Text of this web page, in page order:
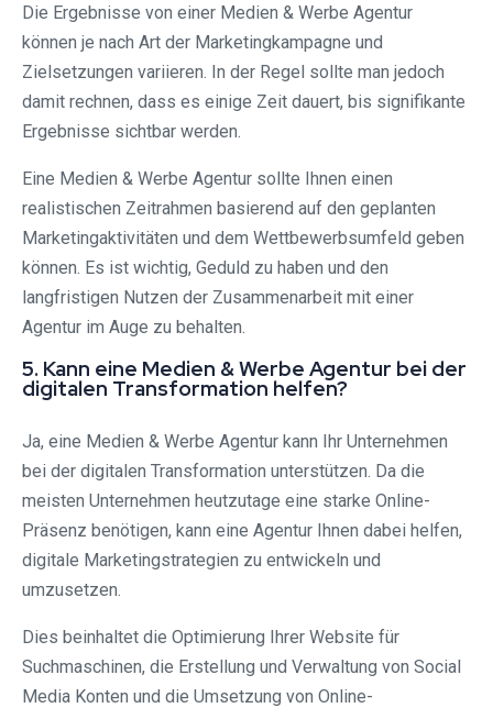
Die Ergebnisse von einer Medien & Werbe Agentur
können je nach Art der Marketingkampagne und
Zielsetzungen variieren. In der Regel sollte man jedoch
damit rechnen, dass es einige Zeit dauert, bis signifikante
Ergebnisse sichtbar werden.
Eine Medien & Werbe Agentur sollte Ihnen einen
realistischen Zeitrahmen basierend auf den geplanten
Marketingaktivitäten und dem Wettbewerbsumfeld geben
können. Es ist wichtig, Geduld zu haben und den
langfristigen Nutzen der Zusammenarbeit mit einer
Agentur im Auge zu behalten.
5. Kann eine Medien & Werbe Agentur bei der
digitalen Transformation helfen?
Ja, eine Medien & Werbe Agentur kann Ihr Unternehmen
bei der digitalen Transformation unterstützen. Da die
meisten Unternehmen heutzutage eine starke Online-
Präsenz benötigen, kann eine Agentur Ihnen dabei helfen,
digitale Marketingstrategien zu entwickeln und
umzusetzen.
Dies beinhaltet die Optimierung Ihrer Website für
Suchmaschinen, die Erstellung und Verwaltung von Social
Media Konten und die Umsetzung von Online-